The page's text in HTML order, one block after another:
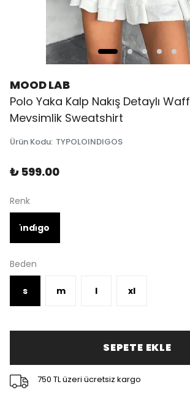
MOOD LAB
Polo Yaka Kalp Nakış Detaylı
Mevsimlik Sweatshirt
Ürün Kodu: TYPOLOINDIGOS
₺ 599.00
Renk
i̇ndi̇go
Beden
s m l xl
SEPETE EKLE
750 TL üzeri ücretsiz kargo